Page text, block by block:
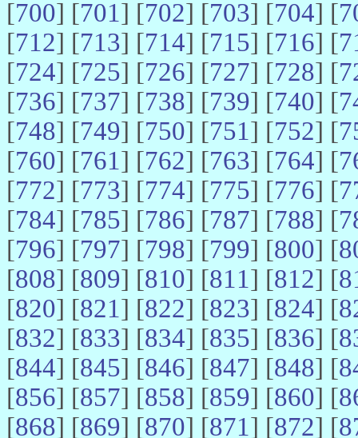
[700] [701] [702] [703] [704] [
[712] [713] [714] [715] [716] [
[724] [725] [726] [727] [728] [
[736] [737] [738] [739] [740] [
[748] [749] [750] [751] [752] [
[760] [761] [762] [763] [764] [
[772] [773] [774] [775] [776] [
[784] [785] [786] [787] [788] [
[796] [797] [798] [799] [800] [
[808] [809] [810] [811] [812] [
[820] [821] [822] [823] [824] [
[832] [833] [834] [835] [836] [
[844] [845] [846] [847] [848] [
[856] [857] [858] [859] [860] [
[868] [869] [870] [871] [872] [